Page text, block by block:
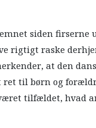
siden firserne
rigtigt raske
at den
til børn og
tilfældet, hvad